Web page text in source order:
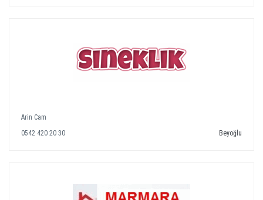
Arin Cam
0542 420 20 30
Beyoğlu